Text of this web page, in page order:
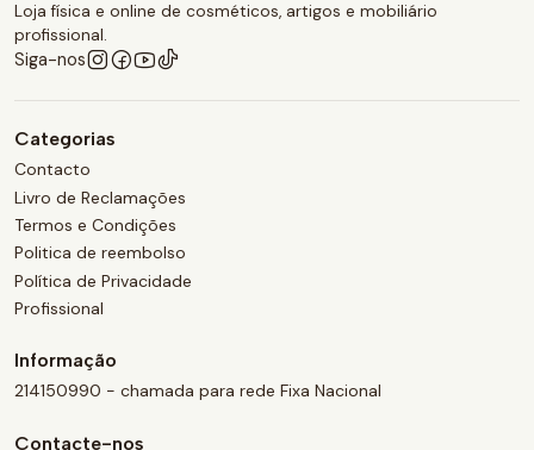
Loja física e online de cosméticos, artigos e mobiliário
profissional.
Siga-nos
Categorias
Contacto
Livro de Reclamações
Termos e Condições
Politica de reembolso
Política de Privacidade
Profissional
Informação
214150990 - chamada para rede Fixa Nacional
Contacte-nos